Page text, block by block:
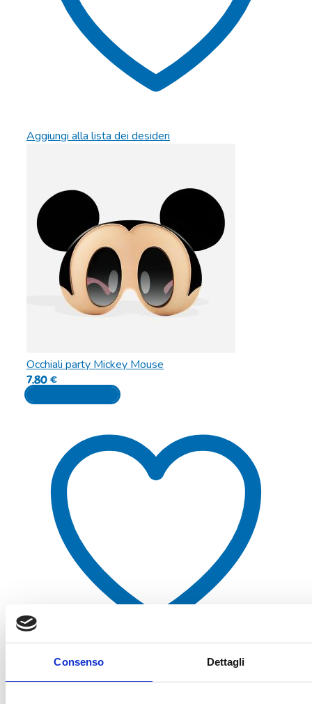
Consenso Dettagli
Aggiungi alla lista dei desideri
Occhiali party Mickey Mouse
7,80€
Aggiungi al carrello